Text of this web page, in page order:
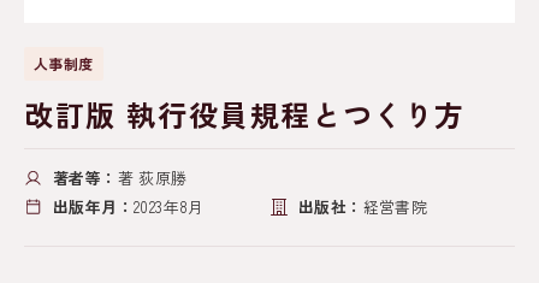
人事制度
改訂版 執行役員規程とつくり方
著者等： 著 荻原勝
出版年月： 2023年8月 出版社： 経営書院